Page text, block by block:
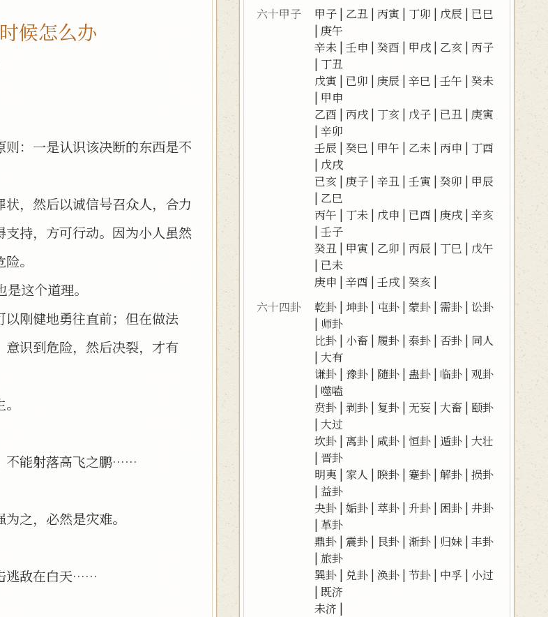
候怎么办
：一是认识该决断的东西是不
状，然后以诚信号召众人，合力
持，方可行动。因为小人虽然
。
这个道理。
刚健地勇往直前；但在做法
意识到危险，然后决裂，才有
不能射落高飞之鹏……
之，必然是灾难。
逃敌在白天……
六十甲子 甲子 | 乙丑 |丙寅 | 丁卯 | 戊辰 | 已巳
| 庚午
辛未 |壬申 |癸酉 | 甲戌 | 乙亥 |丙子
| 丁丑
戊寅 | 已卯 | 庚辰 |辛巳 |壬午 |癸未
| 甲申
乙酉 |丙戌 | 丁亥 | 戊子 | 已丑 | 庚寅
|辛卯
壬辰 |癸巳 | 甲午 | 乙未 |丙申 | 丁酉
| 戊戌
已亥 | 庚子 |辛丑 |壬寅 |癸卯 | 甲辰
| 乙巳
丙午 | 丁未 | 戊申 | 已酉 | 庚戌 |辛亥
|壬子
癸丑 | 甲寅 | 乙卯 |丙辰 | 丁巳 | 戊午
| 已未
庚申 |辛酉 |壬戌 |癸亥 |
六十四卦
乾卦 | 坤卦 | 屯卦 |蒙卦 |需卦 | 讼卦
| 师卦
比卦 | 小畜 | 履卦 |泰卦 | 否卦 | 同人
|大有
谦卦 |豫卦 | 随卦 | 蛊卦 | 临卦 |观卦
| 噬嗑
贲卦 | 剥卦 | 复卦 | 无妄 |大畜 | 颐卦
|大过
坎卦 |离卦 | 咸卦 |恒卦 |遁卦 |大壮
| 晋卦
明夷 |家人 |睽卦 | 蹇卦 |解卦 |损卦
| 益卦
夬卦 |姤卦 | 萃卦 |升卦 | 困卦 |井卦
|革卦
鼎卦 |震卦 | 艮卦 |渐卦 | 归妹 |丰卦
| 旅卦
巽卦 | 兑卦 |涣卦 |节卦 | 中孚 | 小过
| 既济
未济 |